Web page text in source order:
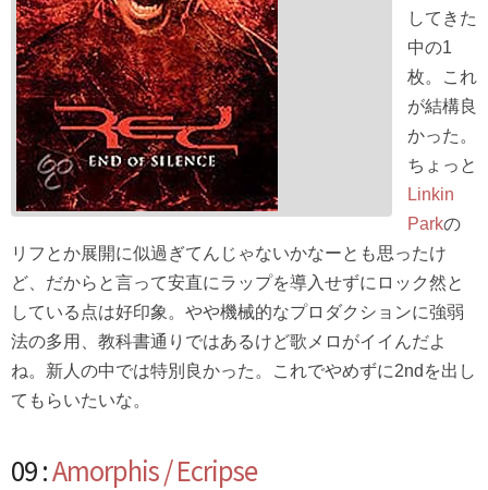
してきた
中の1
枚。これ
が結構良
かった。
ちょっと
Linkin
Parkの
リフとか展開に似過ぎてんじゃないかなーとも思ったけ
ど、だからと言って安直にラップを導入せずにロック然と
している点は好印象。やや機械的なプロダクションに強弱
法の多用、教科書通りではあるけど歌メロがイイんだよ
ね。新人の中では特別良かった。これでやめずに2ndを出し
てもらいたいな。
09 :Amorphis / Ecripse